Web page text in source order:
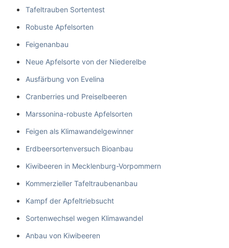
Tafeltrauben Sortentest
Robuste Apfelsorten
Feigenanbau
Neue Apfelsorte von der Niederelbe
Ausfärbung von Evelina
Cranberries und Preiselbeeren
Marssonina-robuste Apfelsorten
Feigen als Klimawandelgewinner
Erdbeersortenversuch Bioanbau
Kiwibeeren in Mecklenburg-Vorpommern
Kommerzieller Tafeltraubenanbau
Kampf der Apfeltriebsucht
Sortenwechsel wegen Klimawandel
Anbau von Kiwibeeren